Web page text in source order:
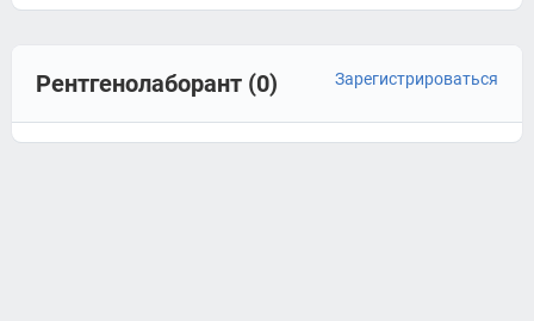
Рентгенолаборант (0) Зарегистрироваться